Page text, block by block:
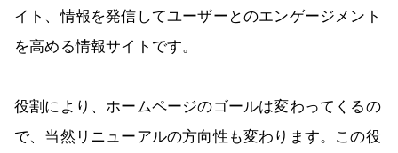
イト、情報を発信してユーザーとのエンゲージメント
を高める情報サイトです。
役割により、ホームページのゴールは変わってくるの
で、当然リニューアルの方向性も変わります。この役